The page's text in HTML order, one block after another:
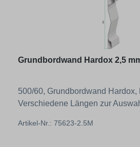
Grundbordwand Hardox 2,5
500/60, Grundbordwand Hardox,
Verschiedene Längen zur
Artikel-Nr.: 75623-2.5M